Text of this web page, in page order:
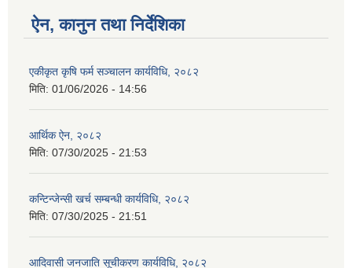
ऐन, कानुन तथा निर्देशिका
एकीकृत कृषि फर्म सञ्चालन कार्यविधि, २०८२
मिति: 01/06/2026 - 14:56
आर्थिक ऐन, २०८२
मिति: 07/30/2025 - 21:53
कन्टिन्जेन्सी खर्च सम्बन्धी कार्यविधि, २०८२
मिति: 07/30/2025 - 21:51
आदिवासी जनजाति सूचीकरण कार्यविधि, २०८२